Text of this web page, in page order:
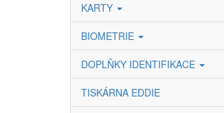
KARTY
BIOMETRIE
DOPLŇKY IDENTIFIKACE
TISKÁRNA EDDIE